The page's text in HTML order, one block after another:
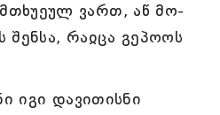
ვართ, აწ მო-
შენსა, რაჲცა გეპოოს
იგი დავითისნი